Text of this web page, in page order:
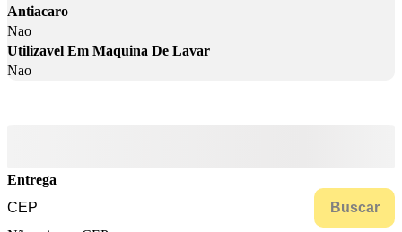
Antiacaro
Nao
Utilizavel Em Maquina De Lavar
Nao
Entrega
Buscar